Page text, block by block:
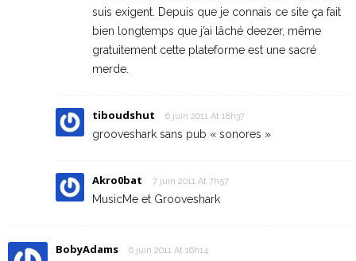
suis exigent. Depuis que je connais ce site ça fait
bien longtemps que j’ai lâché deezer, même
gratuitement cette plateforme est une sacré
merde.
tiboudshut 6 juin 2011 At 18h37
grooveshark sans pub « sonores »
Akro0bat 7 juin 2011 At 7h57
MusicMe et Grooveshark
BobyAdams 6 juin 2011 At 16h14